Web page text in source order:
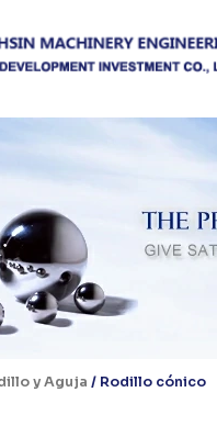
y Aguja / Rodillo cónico